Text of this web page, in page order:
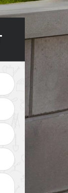
décoratif 31